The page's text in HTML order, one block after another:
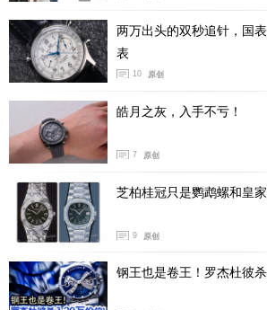
uxe自动上链机芯，摆陀和摆轮夹板
造，呈现出温柔的暖色调。摆陀上天
尤为特别，“八星簇拥天文台”图案上
金石玻璃结合珐琅工艺打造，穹顶部
泽的半透明珐琅，在光影交错间呈现
硅质游丝，通过至臻天文台认证，可
的强磁场，提供60小时动力储存。
两万出头的双秒追针，国
表
10 原创
皓月之灰，入手不亏！
7 原创
芝柏桂冠只是鹦鹉螺和皇
9 原创
钢王也是卷王！罗杰杜彼